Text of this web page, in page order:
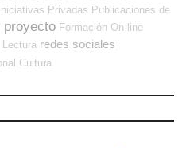
Iniciativas Privadas Publicaciones de
proyecto Formación On-line
Lectura redes sociales
Cultura